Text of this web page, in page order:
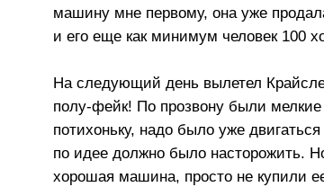
машину мне первому, она уже
и его еще как минимум человек 100
На следующий день вылетел
полу-фейк! По прозвону были мелкие
потихоньку, надо было уже
по идее должно было насторожить.
хорошая машина, просто не купили